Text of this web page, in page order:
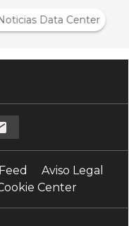
Data Center
Aviso Legal
Center